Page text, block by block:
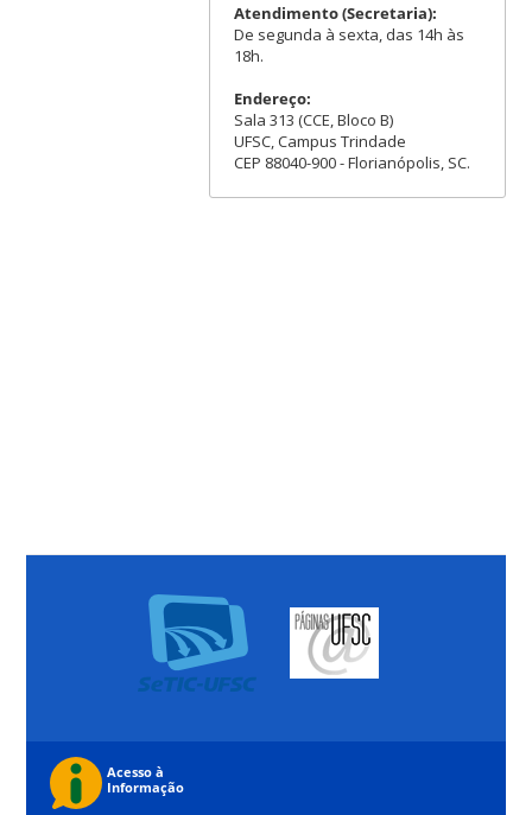
Atendimento (Secretaria):
De segunda à sexta, das 14h às
18h.
Endereço:
Sala 313 (CCE, Bloco B)
UFSC, Campus Trindade
CEP 88040-900 - Florianópolis, SC.